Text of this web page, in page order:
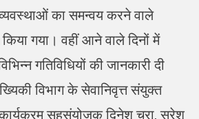
का समन्वय करने वाले
गया। वहीं आने वाले दिनों में
गतिविधियों की जानकारी दी
विभाग के सेवानिवृत्त संयुक्त
सहसंयोजक दिनेश चूरा, सुरेश